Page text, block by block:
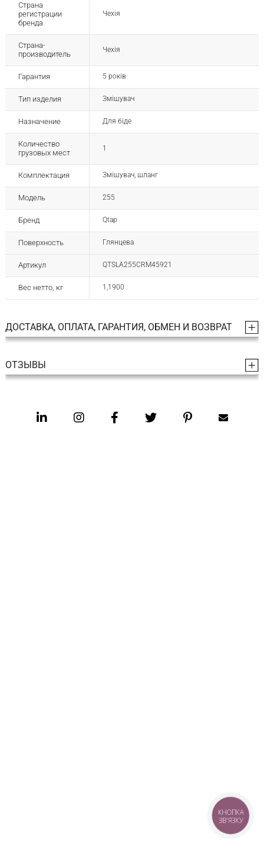
Страна
регистрации
бренда
Чехія
Страна-
производитель
Чехія
Гарантия 5 років
Тип изделия Змішувач
Назначение Для біде
Количество
грузовых мест
1
Комплектация Змішувач, шланг
Модель 255
Бренд Qtap
Поверхность Глянцева
Артикул QTSLA255CRM45921
Вес нетто, кг 1,1900
ДОСТАВКА, ОПЛАТА, ГАРАНТИЯ, ОБМЕН И ВОЗВРАТ
ОТЗЫВЫ
КНОПКА
ЗВ'ЯЗКУ